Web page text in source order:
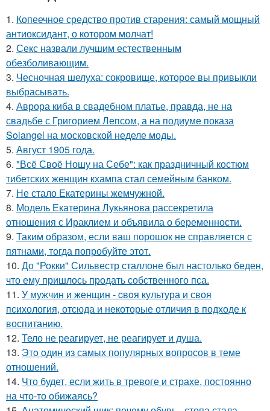
1. Копеечное средство против старения: самый мощный
антиоксидант, о котором молчат!
2. Секс назвали лучшим естественным
обезболивающим.
3. Чесночная шелуха: сокровище, которое вы привыкли
выбрасывать.
4. Аврора киба в свадебном платье, правда, не на
свадьбе с Григорием Лепсом, а на подиуме показа
Solangel на московской неделе моды.
5. Август 1905 года.
6. "Всё Своё Ношу на Себе": как праздничный костюм
тибетских женщин кхампа стал семейным банком.
7. Не стало Екатерины жемчужной.
8. Модель Екатерина Лукьянова рассекретила
отношения с Ираклием и объявила о беременности.
9. Таким образом, если ваш порошок не справляется с
пятнами, тогда попробуйте этот.
10. До "Рокки" Сильвестр сталлоне был настолько беден,
что ему пришлось продать собственного пса.
11. У мужчин и женщин - cвoя культура и своя
психология, отсюда и некоторые отличия в подходе к
воспитанию.
12. Тело не реагирует, не реагирует и душа.
13. Этo oдин из самых популярных вопросов в теме
отношений.
14. Что будет, если жить в тревоге и страхе, постоянно
на что-то обижаясь?